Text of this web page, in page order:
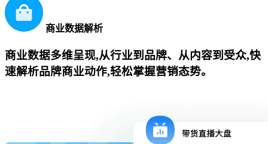
商业数据解析
商业数据多维呈现,从行业到品牌、从内容到受众,快
速解析品牌商业动作,轻松掌握营销态势。